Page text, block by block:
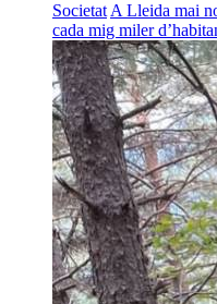
Societat A Lleida mai
cada mig miler